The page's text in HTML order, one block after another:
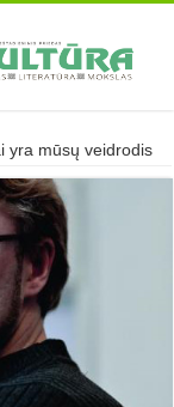
yra mūsų veidrodis